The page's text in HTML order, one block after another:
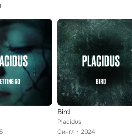
Bird
Placidus
Сингл
2024